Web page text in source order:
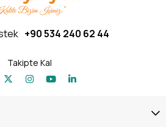
+90 534 240 62 44
Takipte Kal